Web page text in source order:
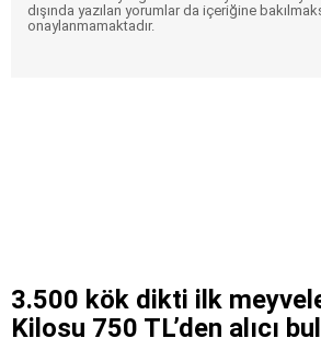
dışında yazılan yorumlar da içeriğine
onaylanmamaktadır.
3.500 kök dikti ilk
Kilosu 750 TL’den alıcı